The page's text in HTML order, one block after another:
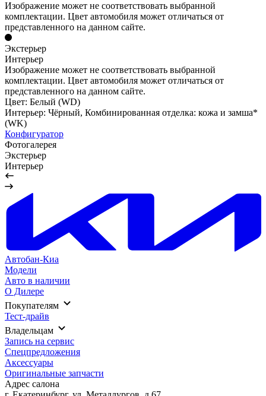
Изображение может не соответствовать выбранной
комплектации. Цвет автомобиля может отличаться от
представленного на данном сайте.
Экстерьер
Интерьер
Изображение может не соответствовать выбранной
комплектации. Цвет автомобиля может отличаться от
представленного на данном сайте.
Цвет: Белый (WD)
Интерьер: Чёрный, Комбинированная отделка: кожа и замша*
(WK)
Конфигуратор
Фотогалерея
Экстерьер
Интерьер
Автобан-Киа
Модели
Авто в наличии
О Дилере
Покупателям
Тест-драйв
Владельцам
Запись на сервис
Спецпредложения
Аксессуары
Оригинальные запчасти
Адрес салонa